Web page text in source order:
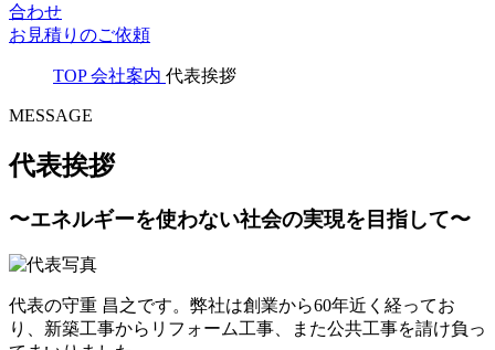
合わせ
お見積りのご依頼
TOP 会社案内 代表挨拶
MESSAGE
代表挨拶
〜エネルギーを使わない社会の実現を目指して〜
代表の守重 昌之です。弊社は創業から60年近く経ってお
り、新築工事からリフォーム工事、また公共工事を請け負っ